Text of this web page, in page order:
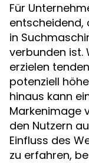
Für
entscheidend,
in
verbunden ist.
erzielen
potenziell
hinaus kann
Markenimage
den Nutzern
Einfluss des
zu erfahren,